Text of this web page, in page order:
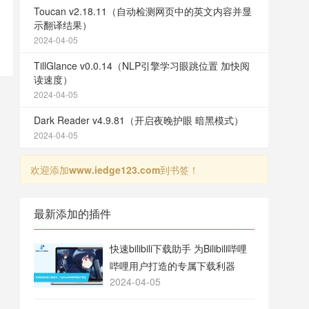
Toucan v2.18.11（自动检测网页中的英文内容并显
示翻译结果）
2024-04-05
TillGlance v0.0.14（NLP引擎学习眼跳位置 加快阅
读速度）
2024-04-05
Dark Reader v4.9.81（开启夜晚护眼 暗黑模式）
2024-04-05
欢迎添加www.iedge123.com到书签！
最新添加的插件
快速bilibili下载助手 为Bilibili哔哩
哔哩用户打造的专属下载利器
2024-04-05